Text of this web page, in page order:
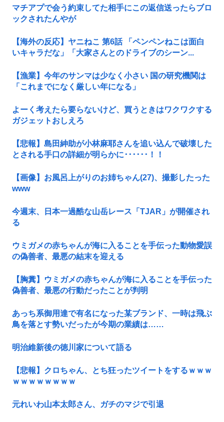
マチアプで会う約束してた相手にこの返信送ったらブロ
ックされたんやが
【海外の反応】ヤニねこ 第6話 「ペンペンねこは面白
いキャラだな」「大家さんとのドライブのシーン...
【漁業】今年のサンマは少なく小さい 国の研究機関は
「これまでになく厳しい年になる」
よーく考えたら要らないけど、買うときはワクワクする
ガジェットおしえろ
【悲報】島田紳助が小林麻耶さんを追い込んで破壊した
とされる手口の詳細が明らかに･･････！！
【画像】お風呂上がりのお姉ちゃん(27)、撮影したった
www
今週末、日本一過酷な山岳レース「TJAR」が開催され
る
ウミガメの赤ちゃんが海に入ることを手伝った動物愛誤
の偽善者、最悪の結末を迎える
【胸糞】ウミガメの赤ちゃんが海に入ることを手伝った
偽善者、最悪の行動だったことが判明
あっち系御用達で有名になった某ブランド、一時は飛ぶ
鳥を落とす勢いだったが今期の業績は……
明治維新後の徳川家について語る
【悲報】クロちゃん、とち狂ったツイートをするｗｗｗ
ｗｗｗｗｗｗｗｗ
元れいわ山本太郎さん、ガチのマジで引退